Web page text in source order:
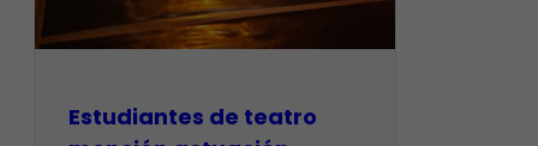
​Estudiantes de teatro